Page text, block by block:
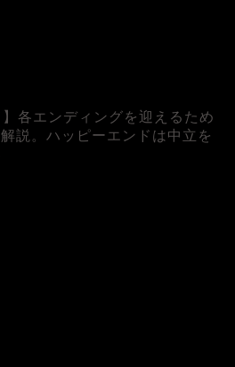
各エンディングを迎えるため
説。ハッピーエンドは中立を